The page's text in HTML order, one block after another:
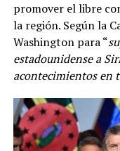
promover el libre
la región. Según la
Washington para “
estadounidense a
acontecimientos en